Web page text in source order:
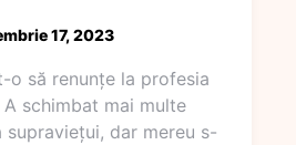
17, 2023
o să renunțe la profesia
schimbat mai multe
supraviețui, dar mereu s-